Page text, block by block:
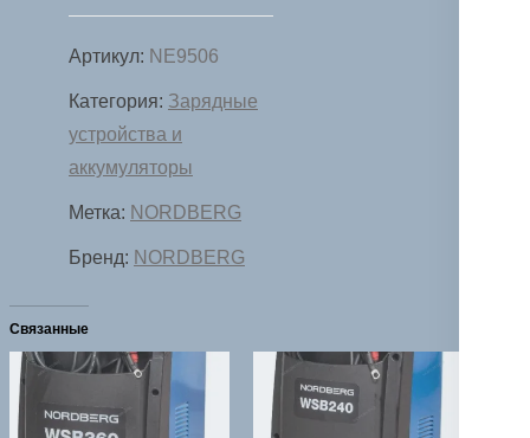
Артикул: NE9506
Категория: Зарядные
устройства и
аккумуляторы
Метка: NORDBERG
Бренд: NORDBERG
Связанные